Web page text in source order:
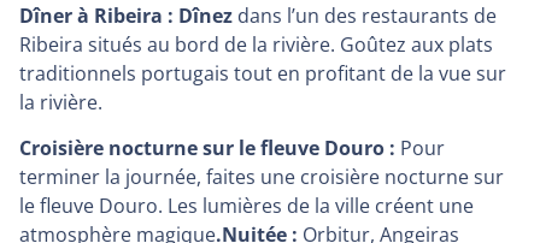
Dîner à Ribeira : Dînez dans l’un des restaurants de
Ribeira situés au bord de la rivière. Goûtez aux plats
traditionnels portugais tout en profitant de la vue sur
la rivière.
Croisière nocturne sur le fleuve Douro : Pour
terminer la journée, faites une croisière nocturne sur
le fleuve Douro. Les lumières de la ville créent une
atmosphère magique.Nuitée : Orbitur, Angeiras